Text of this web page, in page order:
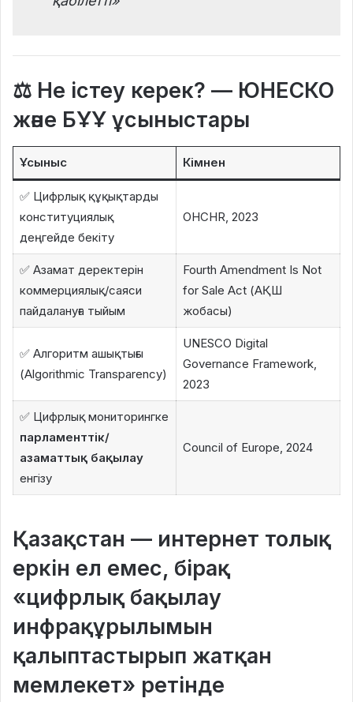
⚖ Не істеу керек? — ЮНЕСКО
және БҰҰ ұсыныстары
Ұсыныс Кімнен
✅ Цифрлық құқықтарды
конституциялық
деңгейде бекіту
OHCHR, 2023
✅ Азамат деректерін
коммерциялық/саяси
пайдалануға тыйым
Fourth Amendment Is Not
for Sale Act (АҚШ
жобасы)
✅ Алгоритм ашықтығы
(Algorithmic Transparency)
UNESCO Digital
Governance Framework,
2023
✅ Цифрлық мониторингке
парламенттік/
азаматтық бақылау
енгізу
Council of Europe, 2024
Қазақстан — интернет толық
еркін ел емес, бірақ
«цифрлық бақылау
инфрақұрылымын
қалыптастырып жатқан
мемлекет» ретінде